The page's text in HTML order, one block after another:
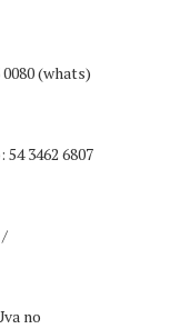
(whats)
3462 6807
/
no